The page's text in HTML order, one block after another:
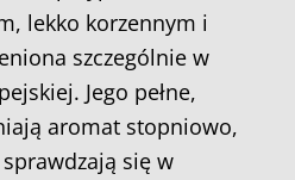
lekko korzennym i
szczególnie w
Jego pełne,
aromat stopniowo,
się w